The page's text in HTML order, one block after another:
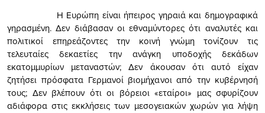
Η Ευρώπη είναι ήπειρος γηραιά και δημογραφικά
γηρασμένη. Δεν διάβασαν οι εθναμύντορες ότι αναλυτές και
πολιτικοί επηρεάζοντες την κοινή γνώμη τονίζουν τις
τελευταίες δεκαετίες την ανάγκη υποδοχής δεκάδων
εκατομμυρίων μεταναστών; Δεν άκουσαν ότι αυτό είχαν
ζητήσει πρόσφατα Γερμανοί βιομήχανοι από την κυβέρνησή
τους; Δεν βλέπουν ότι οι βόρειοι «εταίροι» μας σφυρίζουν
αδιάφορα στις εκκλήσεις των μεσογειακών χωρών για λήψη